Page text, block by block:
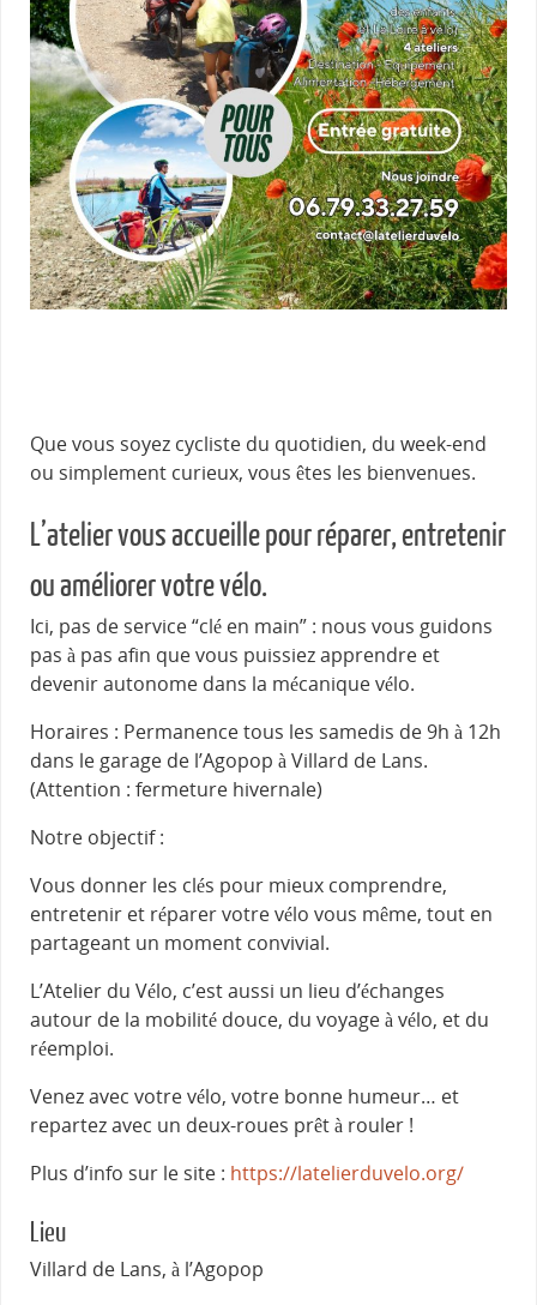
Que vous soyez cycliste du quotidien, du week-end
ou simplement curieux, vous êtes les bienvenues.
L’atelier vous accueille pour réparer, entretenir
ou améliorer votre vélo.
Ici, pas de service “clé en main” : nous vous guidons
pas à pas afin que vous puissiez apprendre et
devenir autonome dans la mécanique vélo.
Horaires : Permanence tous les samedis de 9h à 12h
dans le garage de l’Agopop à Villard de Lans.
(Attention : fermeture hivernale)
Notre objectif :
Vous donner les clés pour mieux comprendre,
entretenir et réparer votre vélo vous même, tout en
partageant un moment convivial.
L’Atelier du Vélo, c’est aussi un lieu d’échanges
autour de la mobilité douce, du voyage à vélo, et du
réemploi.
Venez avec votre vélo, votre bonne humeur… et
repartez avec un deux-roues prêt à rouler !
Plus d’info sur le site : https://latelierduvelo.org/
Lieu
Villard de Lans, à l’Agopop